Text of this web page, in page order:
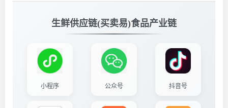
生鲜供应链(买卖易)食品产业链
小程序 公众号 抖音号